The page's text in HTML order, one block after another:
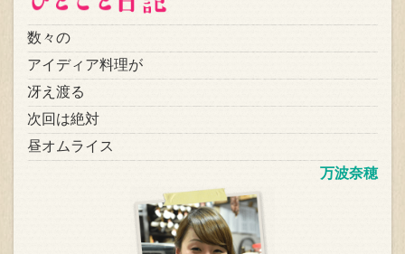
数々の
アイディア料理が
冴え渡る
次回は絶対
昼オムライス
万波奈穂